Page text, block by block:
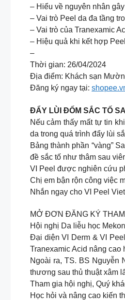
– Hiểu về nguyên nhân
– Vai trò Peel da đa tầng
– Vai trò của Tranexamic
– Hiệu quả khi kết hợp
–
Thời gian: 26/04/2024
Địa điểm: Khách sạn
Đăng ký ngay tại:
ĐẨY LÙI ĐỐM SẮC TỐ
Nếu cảm thấy mất tự tin
da trong quá trình đẩy lùi
Bảng thành phần “vàng”
đề sắc tố như thâm sau
VI Peel được nghiên cứu
Chị em bận rộn công việc
Nhắn ngay cho VI Peel
MỞ ĐƠN ĐĂNG KÝ
Hội nghị Da liễu học
Đại diện VI Derm & VI
Tranexamic Acid nâng cao
Ngoài ra, TS. BS Nguyễn
thương sau thủ thuật xâm
Tham gia hội nghị, Quý
Học hỏi và nâng cao kiến